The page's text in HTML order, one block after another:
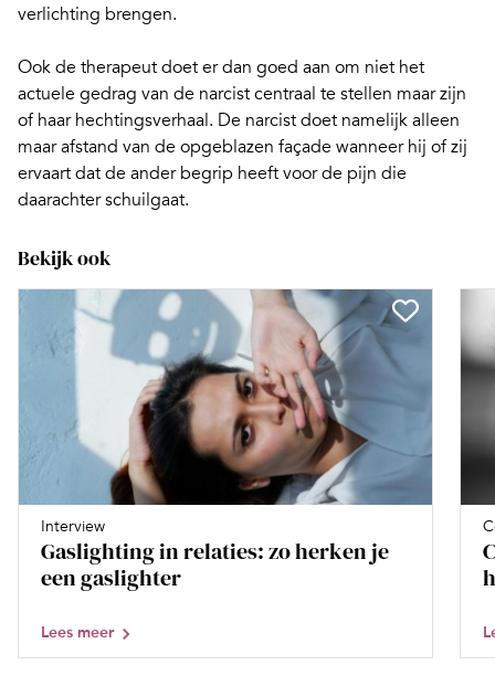
verlichting brengen.
Ook de therapeut doet er dan goed aan om niet het
actuele gedrag van de narcist centraal te stellen maar zijn
of haar hechtingsverhaal. De narcist doet namelijk alleen
maar afstand van de opgeblazen façade wanneer hij of zij
ervaart dat de ander begrip heeft voor de pijn die
daarachter schuilgaat.
Bekijk ook
Interview
Gaslighting in relaties: zo herken je
een gaslighter
Lees meer